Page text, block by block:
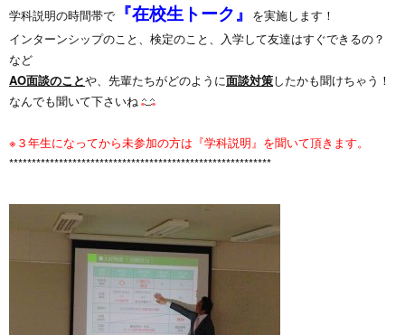
学科説明の時間帯で 『在校生トーク』 を実施します！
インターンシップのこと、検定のこと、入学して友達はすぐできるの？
など
AO面談のことや、先輩たちがどのように面談対策したかも聞けちゃう！
なんでも聞いて下さいね
※３年生になってから未参加の方は『学科説明』を聞いて頂きます。
**********************************************************